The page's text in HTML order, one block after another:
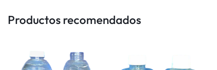
Productos recomendados